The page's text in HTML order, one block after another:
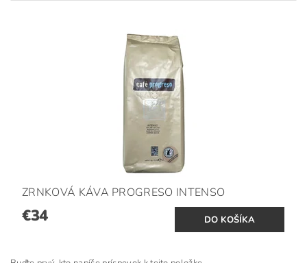
ZRNKOVÁ KÁVA PROGRESO INTENSO
€34